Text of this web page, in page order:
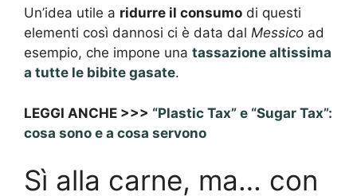
Un’idea utile a ridurre il consumo di questi
elementi così dannosi ci è data dal Messico ad
esempio, che impone una tassazione altissima
a tutte le bibite gasate.
LEGGI ANCHE >>> “Plastic Tax” e “Sugar Tax”:
cosa sono e a cosa servono
Sì alla carne, ma… con